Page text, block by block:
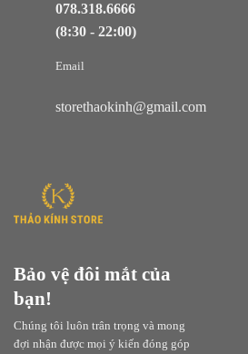
Bảo vệ đôi mắt của
bạn!
Chúng tôi luôn trân trọng và mong
đợi nhận được mọi ý kiến đóng góp
078.318.6666
(8:30 - 22:00)
Email
storethaokinh@gmail.com